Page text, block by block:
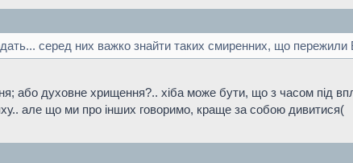
серед них важко знайти таких смиренних, що пережили
або духовне хрищення?.. хіба може бути, що з часом під
але що ми про інших говоримо, краще за собою дивитися(